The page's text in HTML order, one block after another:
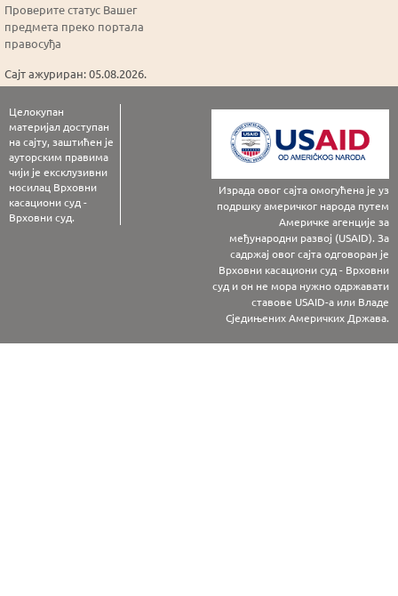
Проверите статус Вашег
предмета преко портала
правосуђа
Сајт ажуриран: 05.08.2026.
Целокупан
материјал доступан
на сајту, заштићен је
ауторским правима
чији је ексклузивни
носилац Врховни
касациони суд -
Врховни суд.
Израда овог сајта омогућена је уз
подршку америчког народа путем
Америчке агенције за
међународни развој (USAID). За
садржај овог сајта одговоран је
Врховни касациони суд - Врховни
суд и он не мора нужно одржавати
ставове USAID-а или Владе
Сједињених Америчких Држава.